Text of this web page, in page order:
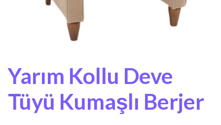
Yarım Kollu Deve
Tüyü Kumaşlı Berjer